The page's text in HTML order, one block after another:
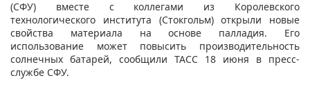
(СФУ) вместе с коллегами из Королевского
технологического института (Стокгольм) открыли новые
свойства материала на основе палладия. Его
использование может повысить производительность
солнечных батарей, сообщили ТАСС 18 июня в пресс-
службе СФУ.